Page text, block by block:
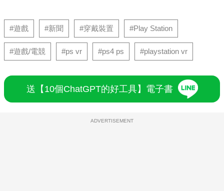
#遊戲 #新聞 #穿戴裝置 #Play Station
#遊戲/電競 #ps vr #ps4 ps #playstation vr
送【10個ChatGPT的好工具】電子書
ADVERTISEMENT